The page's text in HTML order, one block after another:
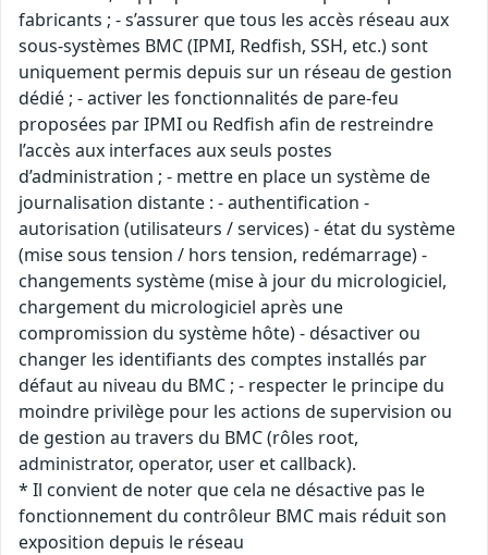
fabricants ; - s’assurer que tous les accès réseau aux
sous-systèmes BMC (IPMI, Redfish, SSH, etc.) sont
uniquement permis depuis sur un réseau de gestion
dédié ; - activer les fonctionnalités de pare-feu
proposées par IPMI ou Redfish afin de restreindre
l’accès aux interfaces aux seuls postes
d’administration ; - mettre en place un système de
journalisation distante : - authentification -
autorisation (utilisateurs / services) - état du système
(mise sous tension / hors tension, redémarrage) -
changements système (mise à jour du micrologiciel,
chargement du micrologiciel après une
compromission du système hôte) - désactiver ou
changer les identifiants des comptes installés par
défaut au niveau du BMC ; - respecter le principe du
moindre privilège pour les actions de supervision ou
de gestion au travers du BMC (rôles root,
administrator, operator, user et callback).
* Il convient de noter que cela ne désactive pas le
fonctionnement du contrôleur BMC mais réduit son
exposition depuis le réseau